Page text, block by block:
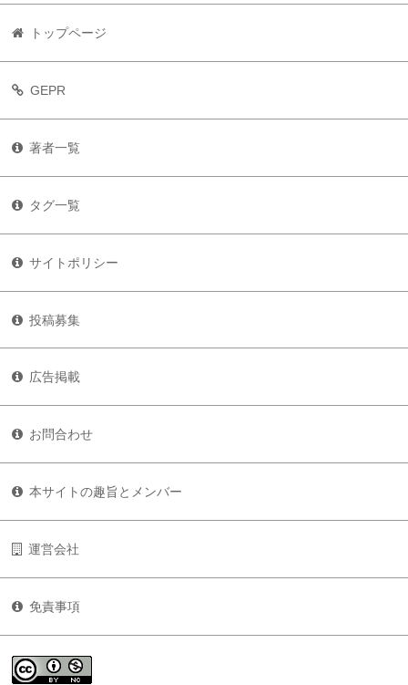
トップページ
GEPR
著者一覧
タグ一覧
サイトポリシー
投稿募集
広告掲載
お問合わせ
本サイトの趣旨とメンバー
運営会社
免責事項